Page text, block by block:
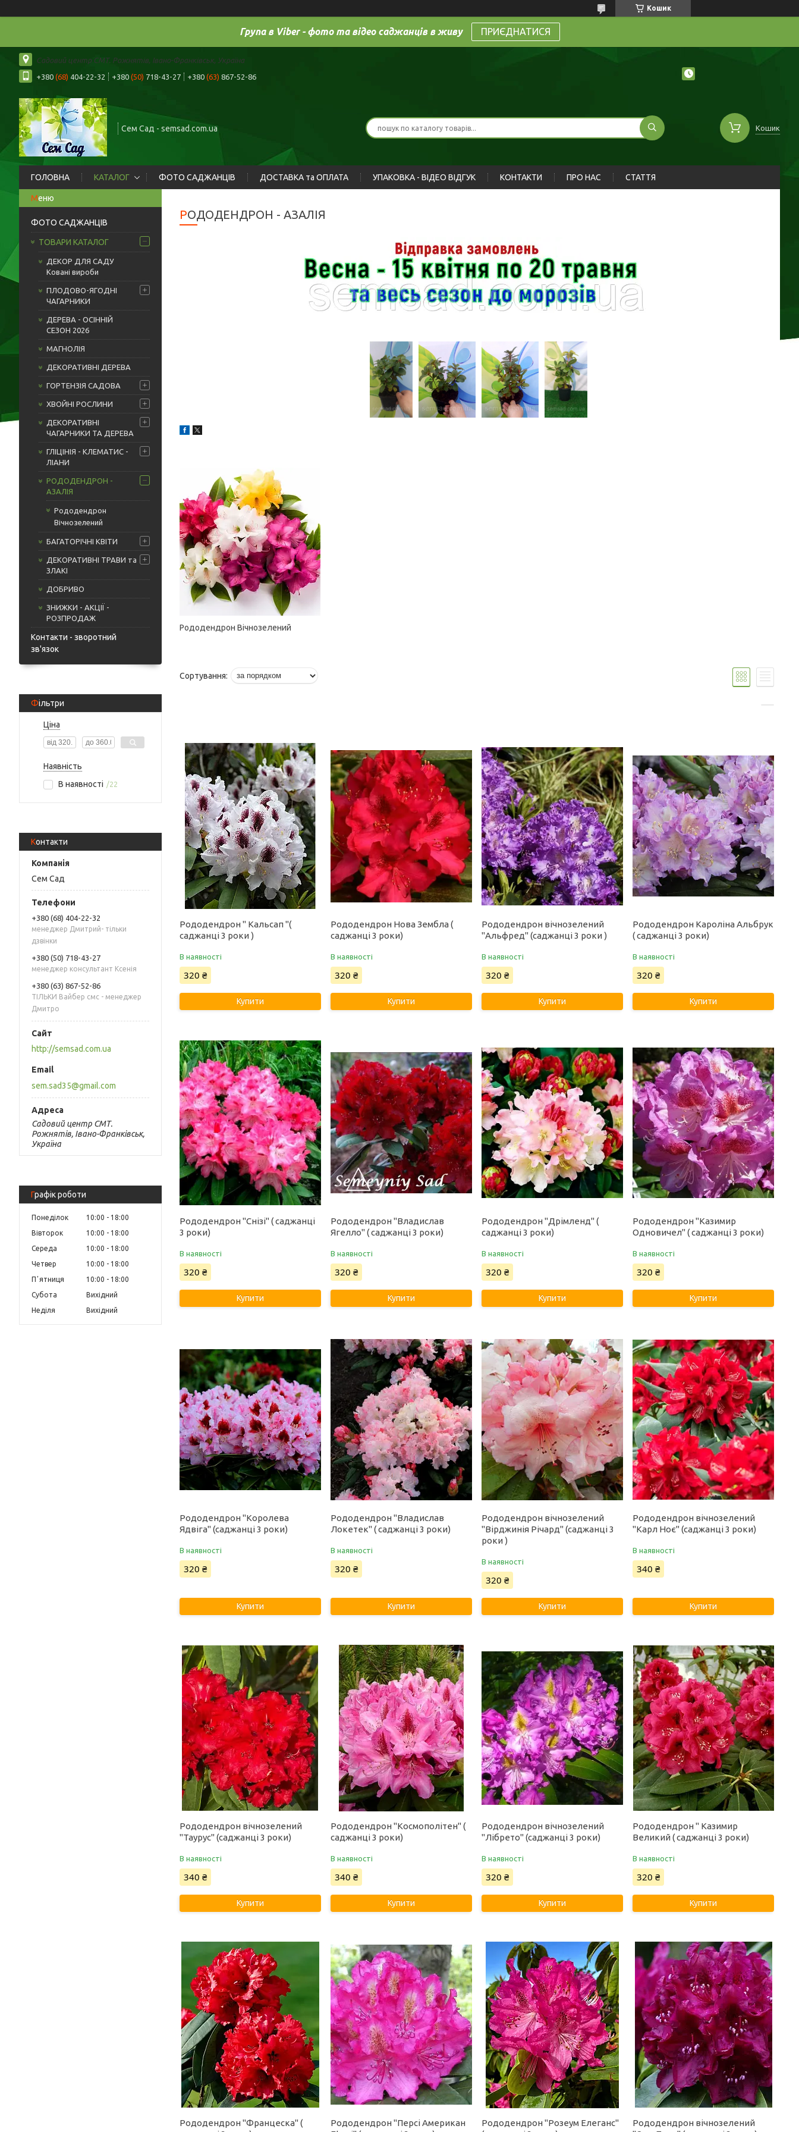
Кошик
Група в Viber - фото та відео саджанців в живу ПРИЄДНАТИСЯ
Садовий центр СМТ. Рожнятів, Івано-Франківськ, Україна
+380 (68) 404-22-32 +380 (50) 718-43-27 +380 (63) 867-52-86
Сем Сад - semsad.com.ua Кошик
ГОЛОВНА КАТАЛОГ ФОТО САДЖАНЦІВ ДОСТАВКА та ОПЛАТА УПАКОВКА - ВІДЕО ВІДГУК КОНТАКТИ ПРО НАС СТАТТЯ
ФОТО САДЖАНЦІВ
ТОВАРИ КАТАЛОГ
ДЕКОР ДЛЯ САДУ
Ковані вироби
ПЛОДОВО-ЯГОДНІ
ЧАГАРНИКИ
ДЕРЕВА - ОСІННІЙ
СЕЗОН 2026
МАГНОЛІЯ
ДЕКОРАТИВНІ ДЕРЕВА
ГОРТЕНЗІЯ САДОВА
ХВОЙНІ РОСЛИНИ
ДЕКОРАТИВНІ
ЧАГАРНИКИ ТА ДЕРЕВА
ГЛІЦІНІЯ - КЛЕМАТИС -
ЛІАНИ
РОДОДЕНДРОН -
АЗАЛІЯ
Рододендрон
Вічнозелений
БАГАТОРІЧНІ КВІТИ
ДЕКОРАТИВНІ ТРАВИ та
ЗЛАКІ
ДОБРИВО
ЗНИЖКИ - АКЦІЇ -
РОЗПРОДАЖ
Контакти - зворотний
зв'язок
Фільтри
Ціна
Наявність
В наявності
22
Контакти
Сем Сад
+380 (68) 404-22-32
менеджер Дмитрий- тільки
дзвінки
+380 (50) 718-43-27
менеджер консультант Ксенія
+380 (63) 867-52-86
ТІЛЬКИ Вайбер смс - менеджер
Дмитро
http://semsad.com.ua
sem.sad35@gmail.com
Садовий центр СМТ.
Рожнятів, Івано-Франківськ,
Україна
Графік роботи
Понеділок 10:00
18:00
Вівторок
10:00
18:00
Середа
10:00
18:00
Четвер
10:00
18:00
Пʼятниця
10:00
18:00
Субота
Вихідний
Неділя
Вихідний
РОДОДЕНДРОН - АЗАЛІЯ
Рододендрон Вічнозелений
Рододендрон " Кальсап "(
саджанці 3 роки )
В наявності
320 ₴
Купити
Рододендрон Нова Зембла (
саджанці 3 роки)
В наявності
320 ₴
Купити
Рододендрон вічнозелений
"Альфред" (саджанці 3 роки )
В наявності
320 ₴
Купити
Рододендрон Кароліна Альбрук
( саджанці 3 роки)
В наявності
320 ₴
Купити
Рододендрон "Снізі" ( саджанці
3 роки)
В наявності
320 ₴
Купити
Рододендрон "Владислав
Ягелло" ( саджанці 3 роки)
В наявності
320 ₴
Купити
Рододендрон "Дрімленд" (
саджанці 3 роки)
В наявності
320 ₴
Купити
Рододендрон "Казимир
Одновичел" ( саджанці 3 роки)
В наявності
320 ₴
Купити
Рододендрон "Королева
Ядвіга" (саджанці 3 роки)
В наявності
320 ₴
Купити
Рододендрон "Владислав
Локетек" ( саджанці 3 роки)
В наявності
320 ₴
Купити
Рододендрон вічнозелений
"Вірджинія Річард" (саджанці 3
роки )
В наявності
320 ₴
Купити
Рододендрон вічнозелений
"Карл Ноє" (саджанці 3 роки)
В наявності
340 ₴
Купити
Рододендрон вічнозелений
"Таурус" (саджанці 3 роки)
В наявності
340 ₴
Купити
Рододендрон "Космополітен" (
саджанці 3 роки)
В наявності
340 ₴
Купити
Рододендрон вічнозелений
"Лібрето" (саджанці 3 роки)
В наявності
320 ₴
Купити
Рододендрон " Казимир
Великий ( саджанці 3 роки)
В наявності
320 ₴
Купити
Рододендрон "Францеска" (
Рододендрон "Персі Американ
Рододендрон "Розеум Елеганс"
Рододендрон вічнозелений